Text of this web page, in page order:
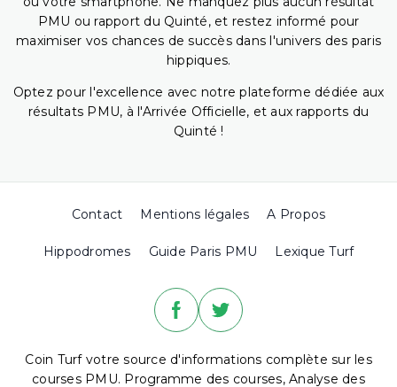
PMU ou rapport du Quinté, et restez informé pour
maximiser vos chances de succès dans l'univers des paris
hippiques.
Optez pour l'excellence avec notre plateforme dédiée aux
résultats PMU, à l'Arrivée Officielle, et aux rapports du
Quinté !
Contact Mentions légales A Propos
Hippodromes Guide Paris PMU Lexique Turf
Coin Turf votre source d'informations complète sur les
courses PMU. Programme des courses, Analyse des